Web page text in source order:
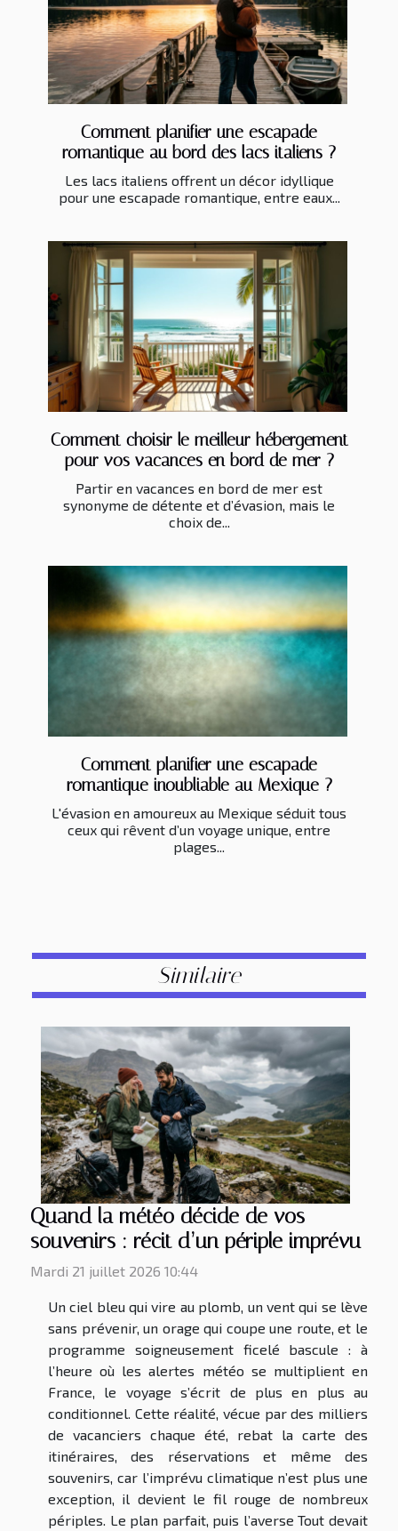
Comment planifier une escapade
romantique au bord des lacs italiens ?
Les lacs italiens offrent un décor idyllique
pour une escapade romantique, entre eaux...
Comment choisir le meilleur hébergement
pour vos vacances en bord de mer ?
Partir en vacances en bord de mer est
synonyme de détente et d’évasion, mais le
choix de...
Comment planifier une escapade
romantique inoubliable au Mexique ?
L'évasion en amoureux au Mexique séduit tous
ceux qui rêvent d’un voyage unique, entre
plages...
Similaire
Quand la météo décide de vos
souvenirs : récit d’un périple imprévu
Mardi 21 juillet 2026 10:44
Un ciel bleu qui vire au plomb, un vent qui se lève
sans prévenir, un orage qui coupe une route, et le
programme soigneusement ficelé bascule : à
l’heure où les alertes météo se multiplient en
France, le voyage s’écrit de plus en plus au
conditionnel. Cette réalité, vécue par des milliers
de vacanciers chaque été, rebat la carte des
itinéraires, des réservations et même des
souvenirs, car l’imprévu climatique n’est plus une
exception, il devient le fil rouge de nombreux
périples. Le plan parfait, puis l’averse Tout devait